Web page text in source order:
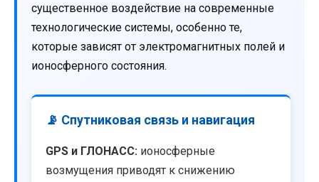
существенное воздействие на современные
технологические системы, особенно те,
которые зависят от электромагнитных полей и
ионосферного состояния.
📡 Спутниковая связь и навигация
GPS и ГЛОНАСС: ионосферные
возмущения приводят к снижению